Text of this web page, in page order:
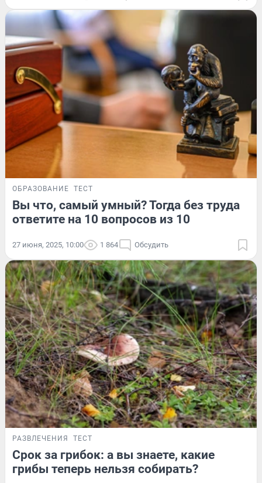
ОБРАЗОВАНИЕ ТЕСТ
Вы что, самый умный? Тогда без труда
ответите на 10 вопросов из 10
27 июня, 2025, 10:00 1 864 Обсудить
РАЗВЛЕЧЕНИЯ ТЕСТ
Срок за грибок: а вы знаете, какие
грибы теперь нельзя собирать?